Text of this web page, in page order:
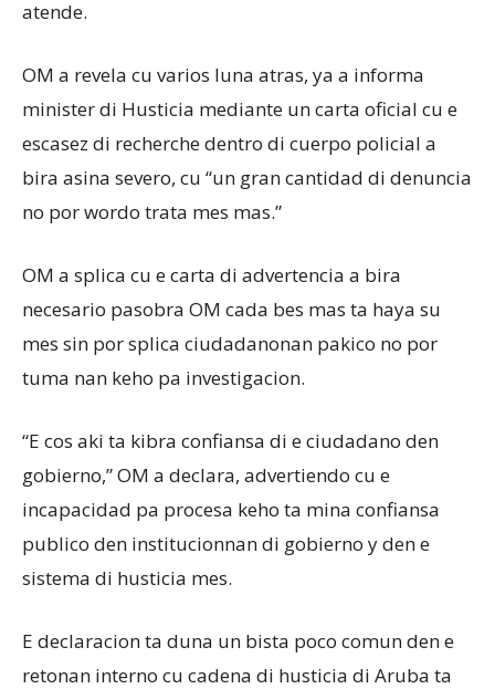
atende.
OM a revela cu varios luna atras, ya a informa
minister di Husticia mediante un carta oficial cu e
escasez di recherche dentro di cuerpo policial a
bira asina severo, cu “un gran cantidad di denuncia
no por wordo trata mes mas.”
OM a splica cu e carta di advertencia a bira
necesario pasobra OM cada bes mas ta haya su
mes sin por splica ciudadanonan pakico no por
tuma nan keho pa investigacion.
“E cos aki ta kibra confiansa di e ciudadano den
gobierno,” OM a declara, advertiendo cu e
incapacidad pa procesa keho ta mina confiansa
publico den institucionnan di gobierno y den e
sistema di husticia mes.
E declaracion ta duna un bista poco comun den e
retonan interno cu cadena di husticia di Aruba ta